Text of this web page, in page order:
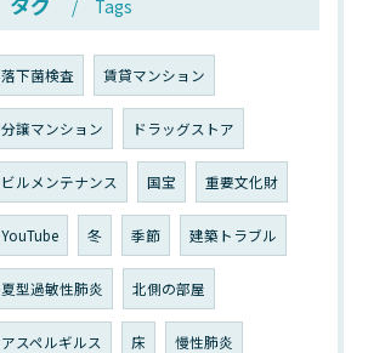
Tags
落下菌検査 賃貸マンション
分譲マンション ドラッグストア
ビルメンテナンス 国宝 重要文化財
YouTube 冬 季節 建築トラブル
夏型過敏性肺炎 北側の部屋
アスペルギルス 床 慢性肺炎